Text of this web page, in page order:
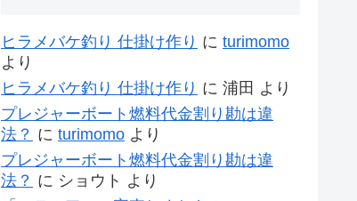
ヒラメバケ釣り 仕掛け作り に turimomo
より
ヒラメバケ釣り 仕掛け作り に 浦田 より
プレジャーボート燃料代金割り勘は違
法？ に turimomo より
プレジャーボート燃料代金割り勘は違
法？ に ショウト より